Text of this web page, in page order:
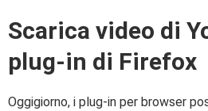
Scarica video di
plug-in di Firefox
Oggigiorno, i plug-in per browser